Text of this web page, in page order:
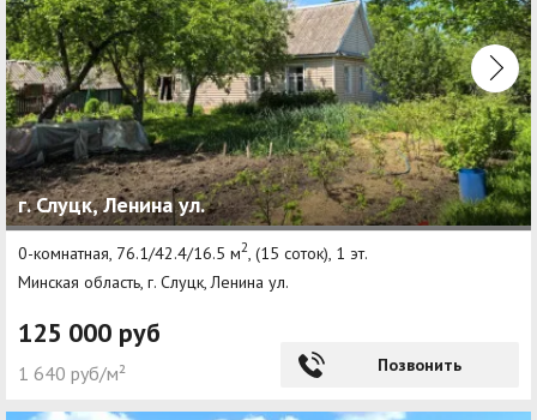
г. Слуцк, Ленина ул.
0-комнатная, 76.1/42.4/16.5 м2, (15 соток), 1 эт.
Минская область, г. Слуцк, Ленина ул.
125 000 руб
1 640 руб/м² Позвонить